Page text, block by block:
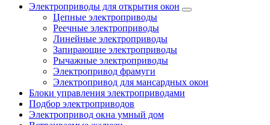
Электроприводы для открытия окон
Цепные электроприводы
Реечные электроприводы
Линейные электроприводы
Запирающие электроприводы
Рычажные электроприводы
Электропривод фрамуги
Электропривод для мансардных окон
Блоки управления электроприводами
Подбор электроприводов
Электропривод окна умный дом